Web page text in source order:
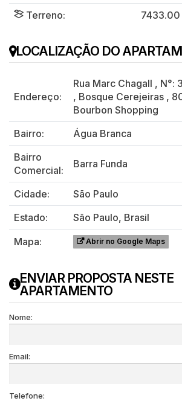
Terreno:
7433.00
LOCALIZAÇÃO DO
Endereço:
Rua Marc Chagall , N°:
, Bosque Cerejeiras ,
Bourbon Shopping
Bairro:
Água Branca
Bairro
Comercial:
Barra Funda
Cidade:
São Paulo
Estado:
São Paulo, Brasil
Mapa:
Abrir no Google Maps
ENVIAR PROPOSTA NESTE
APARTAMENTO
Nome:
Email:
Telefone: